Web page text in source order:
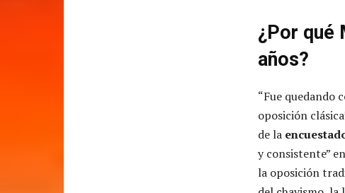
¿Por qué
años?
“Fue quedando
oposición
de la
y consistente”
la oposición